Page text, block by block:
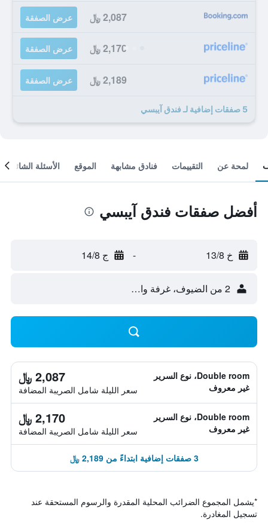
2,087 ﷼ عرض الصفقة
2,170 ﷼ عرض الصفقة
2,189 ﷼ عرض الصفقة
5 صفقات إضافية لـ فندق آيبسي
لمحة عن التقييمات فنادق مشابهة الموقع الأسئلة الشائعة
أفضل صفقات فندق آيبسي
خ 13/8 - ج 14/8
2 من الضيوف، غرفة واحدة
Double room، نوع السرير
غير معروف
2,087 ﷼
سعر الليلة شامل الصريبة المضافة
Double room، نوع السرير
غير معروف
2,170 ﷼
سعر الليلة شامل الصريبة المضافة
3 صفقات إضافية ابتداءً من 2,189 ﷼
*يشمل المجموع الضرائب المحلية المقدرة والرسوم المستحقة عند
تسجيل المغادرة.